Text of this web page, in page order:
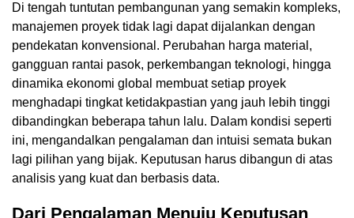
Di tengah tuntutan pembangunan yang semakin kompleks,
manajemen proyek tidak lagi dapat dijalankan dengan
pendekatan konvensional. Perubahan harga material,
gangguan rantai pasok, perkembangan teknologi, hingga
dinamika ekonomi global membuat setiap proyek
menghadapi tingkat ketidakpastian yang jauh lebih tinggi
dibandingkan beberapa tahun lalu. Dalam kondisi seperti
ini, mengandalkan pengalaman dan intuisi semata bukan
lagi pilihan yang bijak. Keputusan harus dibangun di atas
analisis yang kuat dan berbasis data.
Dari Pengalaman Menuju Keputusan